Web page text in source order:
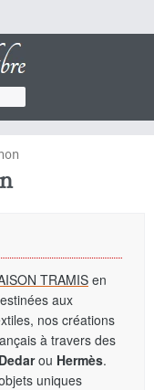
TRAMIS en
aux
nos créations
à travers des
Dedarou Hermès.
uniques